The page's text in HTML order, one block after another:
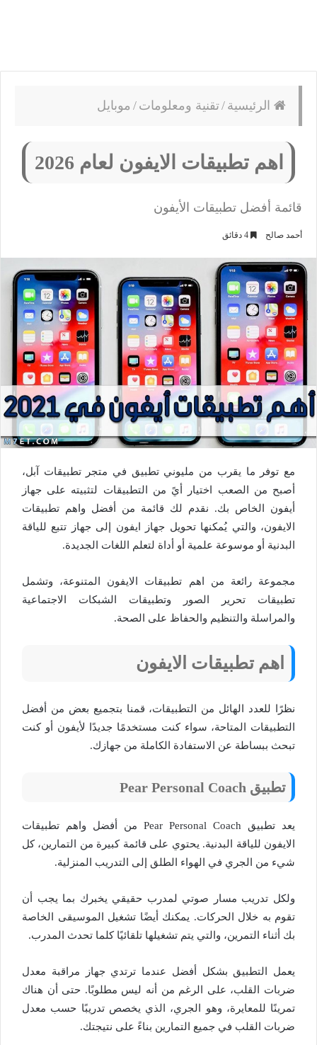
الرئيسية /تقنية ومعلومات / موبايل
اهم تطبيقات الايفون لعام 2026
قائمة أفضل تطبيقات الأيفون
أحمد صالح
مع توفر ما يقرب من مليوني تطبيق في متجر تطبيقات آبل،
أصبح من الصعب اختيار أيً من التطبيقات لتثبيته على جهاز
أيفون الخاص بك. نقدم لك قائمة من أفضل واهم تطبيقات
الايفون، والتي يُمكنها تحويل جهاز ايفون إلى جهاز تتبع للياقة
البدنية أو موسوعة علمية أو أداة لتعلم اللغات الجديدة.
مجموعة رائعة من اهم تطبيقات الايفون المتنوعة، وتشمل
تطبيقات تحرير الصور وتطبيقات الشبكات الاجتماعية
والمراسلة والتنظيم والحفاظ على الصحة.
اهم تطبيقات الايفون
نظرًا للعدد الهائل من التطبيقات، قمنا بتجميع بعض من أفضل
التطبيقات المتاحة، سواء كنت مستخدمًا جديدًا لأيفون أو كنت
تبحث ببساطة عن الاستفادة الكاملة من جهازك.
تطبيق Pear Personal Coach
يعد تطبيق Pear Personal Coach من أفضل واهم تطبيقات
الايفون للياقة البدنية. يحتوي على قائمة كبيرة من التمارين، كل
شيء من الجري في الهواء الطلق إلى التدريب المنزلية.
ولكل تدريب مسار صوتي لمدرب حقيقي يخبرك بما يجب أن
تقوم به خلال الحركات. يمكنك أيضًا تشغيل الموسيقى الخاصة
بك أثناء التمرين، والتي يتم تشغيلها تلقائيًا كلما تحدث المدرب.
يعمل التطبيق بشكل أفضل عندما ترتدي جهاز مراقبة معدل
ضربات القلب، على الرغم من أنه ليس مطلوبًا. حتى أن هناك
تمرينًا للمعايرة، وهو الجري، الذي يخصص تدريبًا حسب معدل
ضربات القلب في جميع التمارين بناءً على نتيجتك.